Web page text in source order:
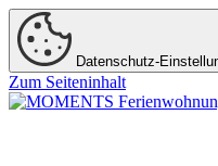
Datenschutz-
Zum Seiteninhalt